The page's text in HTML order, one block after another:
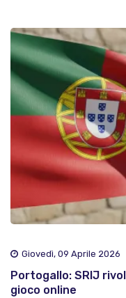
Giovedì, 09 Aprile 2026
Portogallo: SRIJ
gioco online